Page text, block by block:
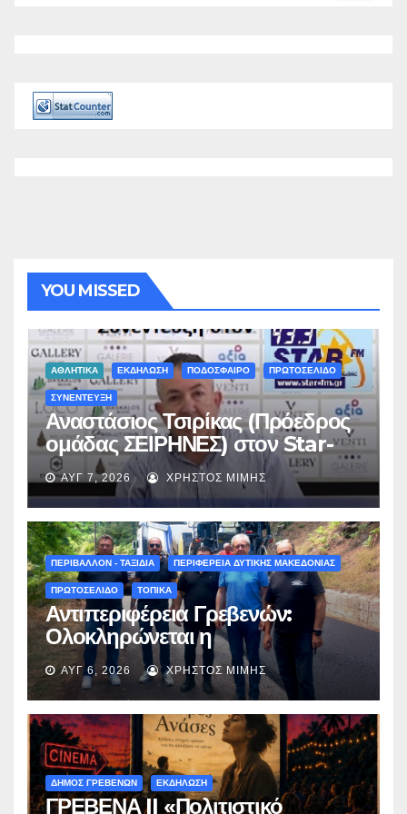
YOU MISSED
ΑΘΛΗΤΙΚΑ ΕΚΔΗΛΩΣΗ ΠΟΔΟΣΦΑΙΡΟ ΠΡΩΤΟΣΕΛΙΔΟ
ΣΥΝΕΝΤΕΥΞΗ
Αναστάσιος Τσιρίκας (Πρόεδρος
ομάδας ΣΕΙΡΗΝΕΣ) στον Star-
fm 93.3: «Το όνειρο έγινε
πραγματικότητα – Σας
περιμένουμε όλους το Σάββατο
στη Μυρσίνα Γρεβενών !» –
(audio)
ΑΥΓ 7, 2026 ΧΡΉΣΤΟΣ ΜΊΜΗΣ
ΠΕΡΙΒΑΛΛΟΝ - ΤΑΞΙΔΙΑ ΠΕΡΙΦΕΡΕΙΑ ΔΥΤΙΚΗΣ ΜΑΚΕΔΟΝΙΑΣ
ΠΡΩΤΟΣΕΛΙΔΟ ΤΟΠΙΚΑ
Αντιπεριφέρεια Γρεβενών:
Ολοκληρώνεται η
ασφαλτόστρωση της οδού
Περιβόλι – Αβδέλλα
ΑΥΓ 6, 2026 ΧΡΉΣΤΟΣ ΜΊΜΗΣ
ΔΗΜΟΣ ΓΡΕΒΕΝΩΝ ΕΚΔΗΛΩΣΗ
ΓΡΕΒΕΝΑ || «Πολιτιστικό